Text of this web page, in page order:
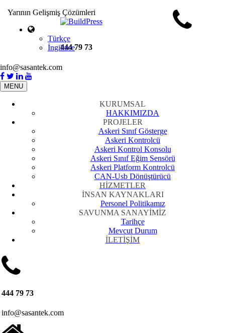
Yarının Gelişmiş Çözümleri
Türkçe
İngilizce444 79 73
info@sasantek.com
MENU
KURUMSAL
HAKKIMIZDA
PROJELER
Askeri Sınıf Gösterge
Askeri Kontrolcü
Askeri Kontrol Konsolu
Askeri Sınıf Eğim Sensörü
Askeri Platform Kontrolcü
CAN-Usb Dönüştürücü
HİZMETLER
İNSAN KAYNAKLARI
Personel Politikamız
SAVUNMA SANAYİMİZ
Tarihçe
Mevcut Durum
İLETİŞİM
444 79 73
info@sasantek.com